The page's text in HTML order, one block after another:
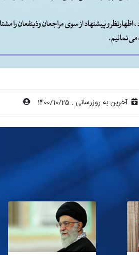
آخرین به روزرسانی : 1400/10/25